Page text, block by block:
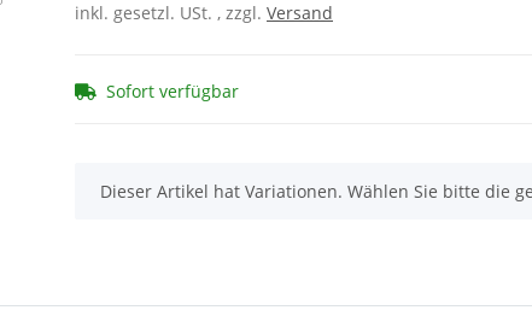
inkl. gesetzl. USt. , zzgl. Versand
Sofort verfügbar
x
Dieser Artikel hat Variationen. Wählen Sie bitte die